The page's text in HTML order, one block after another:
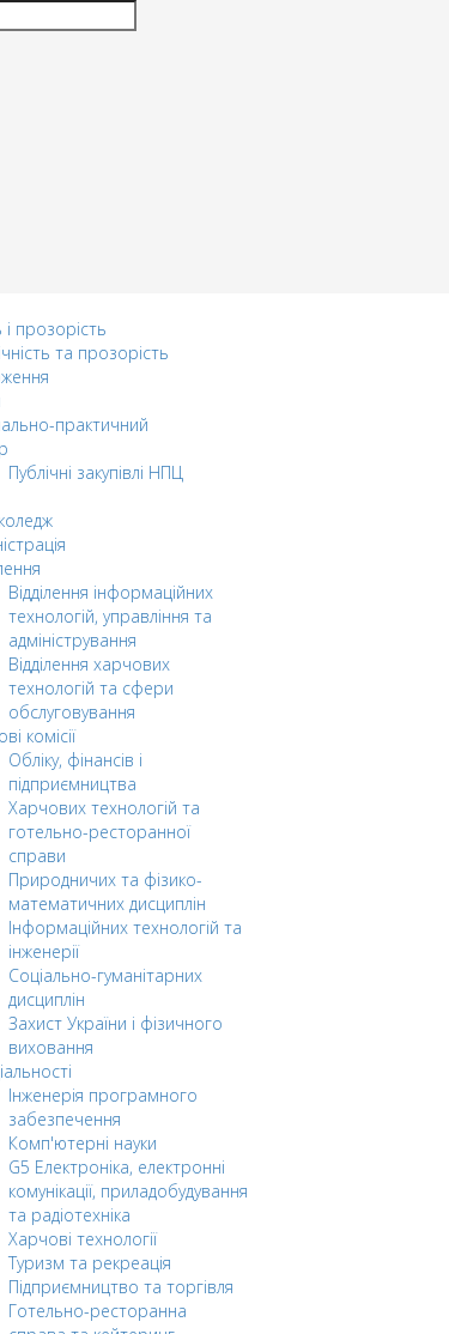
і прозорість
та прозорість
практичний
Публічні закупівлі НПЦ
Відділення інформаційних
технологій, управління та
адміністрування
Відділення харчових
технологій та сфери
обслуговування
комісії
Обліку, фінансів і
підприємництва
Харчових технологій та
готельно-ресторанної
справи
Природничих та фізико-
математичних дисциплін
Інформаційних технологій та
інженерії
Соціально-гуманітарних
дисциплін
Захист України і фізичного
виховання
Інженерія програмного
забезпечення
Комп'ютерні науки
G5 Електроніка, електронні
комунікації, приладобудування
та радіотехніка
Харчові технології
Туризм та рекреація
Підприємництво та торгівля
Готельно-ресторанна